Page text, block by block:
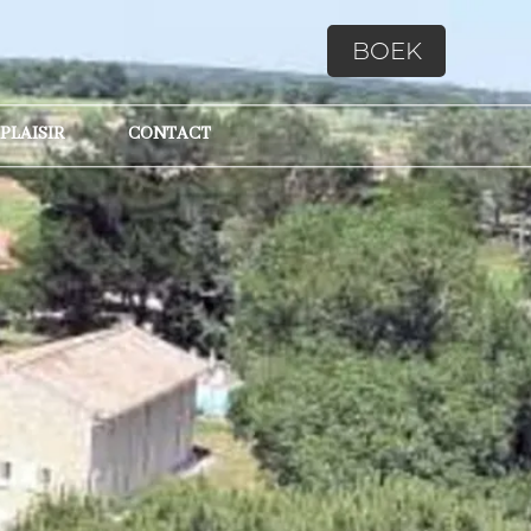
BOEK
CONTACT